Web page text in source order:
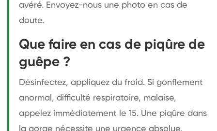
avéré. Envoyez-nous une photo en cas de
doute.
Que faire en cas de piqûre de
guêpe ?
Désinfectez, appliquez du froid. Si gonflement
anormal, difficulté respiratoire, malaise,
appelez immédiatement le 15. Une piqûre dans
la gorge nécessite une urgence absolue.